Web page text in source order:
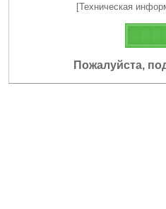
[Техническая
Пожалуйста,